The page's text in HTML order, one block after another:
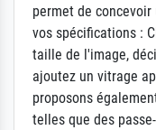
permet de
vos spécifications :
taille de l'image,
ajoutez un vitrage
proposons
telles que des